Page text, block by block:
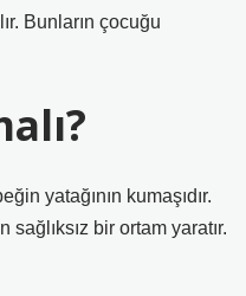
Bunların çocuğu
yatağının kumaşıdır.
bir ortam yaratır.